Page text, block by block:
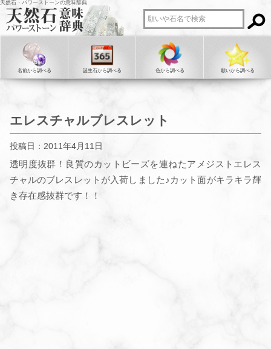
天然石・パワーストーンの意味辞典
名前から調べる 誕生石から調べる 色から調べる 願いから調べる
エレスチャルブレスレット
投稿日：2011年4月11日
透明度抜群！良質のカットビーズを連ねたアメジストエレス
チャルのブレスレットが入荷しました♪カット面がキラキラ輝
き存在感抜群です！！